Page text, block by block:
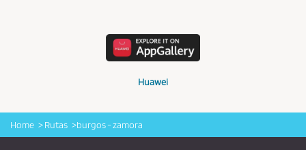
Huawei
Home Rutas burgos - zamora